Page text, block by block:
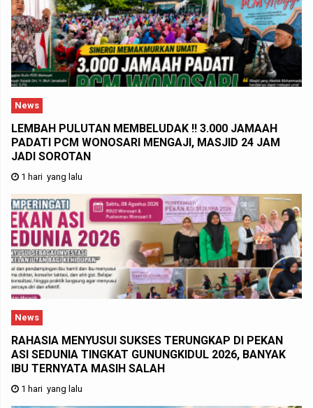
News
LEMBAH PULUTAN MEMBELUDAK !! 3.000 JAMAAH
PADATI PCM WONOSARI MENGAJI, MASJID 24 JAM
JADI SOROTAN
1 hari yang lalu
News
RAHASIA MENYUSUI SUKSES TERUNGKAP DI PEKAN
ASI SEDUNIA TINGKAT GUNUNGKIDUL 2026, BANYAK
IBU TERNYATA MASIH SALAH
1 hari yang lalu